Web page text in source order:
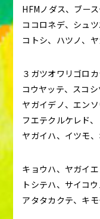
HFMノダス、ブー
ココロネデ、シュツ
コトシ、ハツノ、ヤ
３ガツオワリゴロカ
コウヤッテ、スコシ
ヤガイデノ、エン
フエテクルケレド、
ヤガイハ、イツモ
キョウハ、ヤガイ
トシテハ、サイコウ
アタタカクテ、キモ